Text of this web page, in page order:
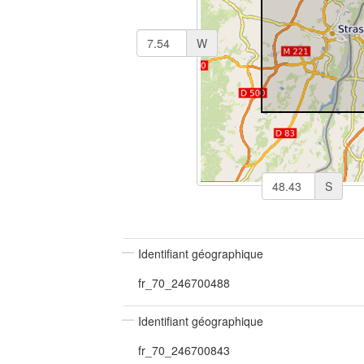
S
W
Identifiant géographique
fr_70_246700488
Identifiant géographique
fr_70_246700843